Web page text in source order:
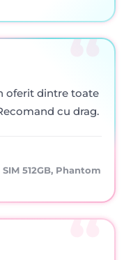
oferit dintre toate
cu drag.
512GB, Phantom